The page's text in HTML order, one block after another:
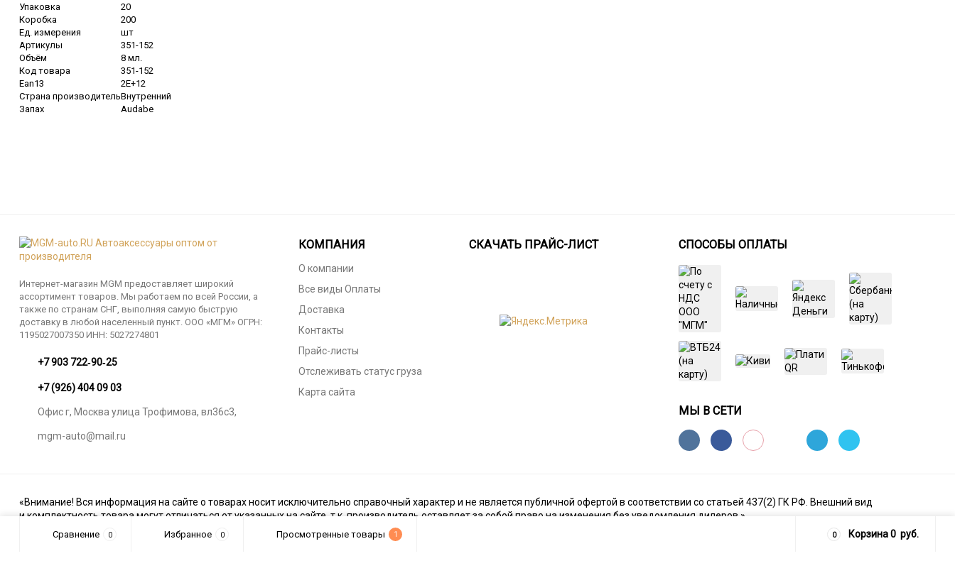
Упаковка
20
Коробка
200
Ед. измерения
шт
Артикулы
351-152
Объём
8 мл.
Код товара
351-152
Ean13
2E+12
Страна производительВнутренний
Запах
Audabe
Интернет-магазин MGM предоставляет широкий
ассортимент товаров. Мы работаем по всей России, а
также по странам СНГ, выполняя самую быструю
доставку в любой населенный пункт. ООО «МГМ» ОГРН:
1195027007350 ИНН: 5027274801
‪+7 903 722‑90‑25
+7 (926) 404 09 03
Офис г, Москва улица Трофимова, вл36с3,
mgm-auto@mail.ru
КОМПАНИЯ
О компании
Все виды Оплаты
Доставка
Контакты
Прайс-листы
Отслеживать статус груза
Карта сайта
СКАЧАТЬ ПРАЙС-ЛИСТ СПОСОБЫ ОПЛАТЫ
МЫ В СЕТИ
«Внимание! Вся информация на сайте о товарах носит исключительно справочный характер и не является публичной офертой в соответствии со статьей 437(2) ГК РФ. Внешний вид
и комплектность товара могут отличаться от указанных на сайте, т.к. производитель оставляет за собой право на изменения без уведомления дилеров.»
Сравнение 0 Избранное 0 Просмотренные товары 1 0 Корзина0 руб.